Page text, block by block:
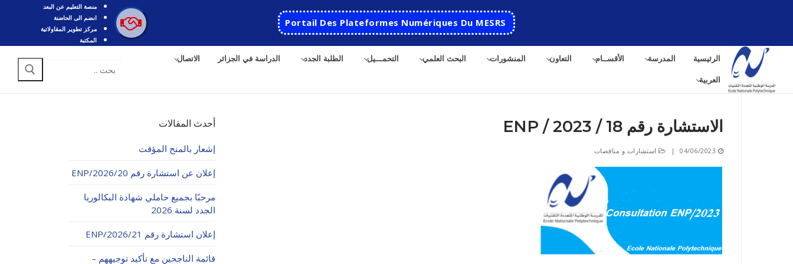
Portail Des Plateformes Numériques Du MESRS
منصة التعليم عن البعد
انضم الى الحاضنة
مركز تطوير المقاولاتية
المكتبة
الرئيسية المدرسة الأقســام التعاون المنشورات البحث العلمي التحمـــيل الطلبة الجدد الدراسة في الجزائر الاتصال
العربية
الاستشارة رقم 18 / ENP / 2023
04/06/2023
| استشارات و مناقصات
أحدث المقالات
إشعار بالمنح المؤقت
إعلان عن استشارة رقم 20/ENP/2026
مرحبًا بجميع حاملي شهادة البكالوريا
الجدد لسنة 2026
إعلان استشارة رقم 21/ENP/2026
قائمة الناجحين مع تأكيد توجيههم –